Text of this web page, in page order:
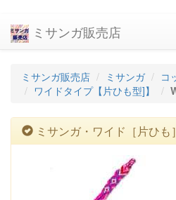
ミサンガ販売店
ミサンガ販売店 ミサンガ
コ
ワイドタイプ【片ひも型]】
ミサンガ・ワイド［片ひ